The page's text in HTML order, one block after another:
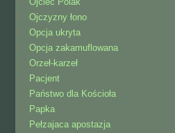
Ojczyzny łono
Opcja ukryta
Opcja zakamuflowana
Orzeł-karzeł
Pacjent
Państwo dla Kościoła
Papka
Pełzajaca apostazja